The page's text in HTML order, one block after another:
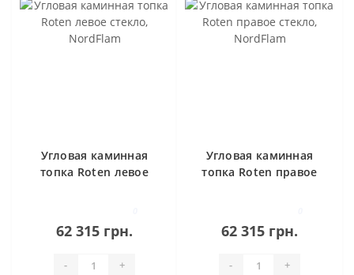
Угловая каминная
топка Roten левое
62 315 грн.
- +
Угловая каминная
топка Roten правое
62 315 грн.
- +